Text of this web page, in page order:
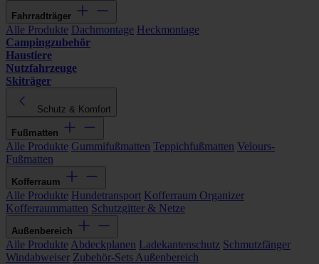
Fahrradträger
Alle Produkte Dachmontage Heckmontage
Campingzubehör
Haustiere
Nutzfahrzeuge
Skiträger
Schutz & Komfort
Fußmatten
Alle Produkte Gummifußmatten Teppichfußmatten Velours-
Fußmatten
Kofferraum
Alle Produkte Hundetransport Kofferraum Organizer
Kofferraummatten Schutzgitter & Netze
Außenbereich
Alle Produkte Abdeckplanen Ladekantenschutz Schmutzfänger
Windabweiser Zubehör-Sets Außenbereich